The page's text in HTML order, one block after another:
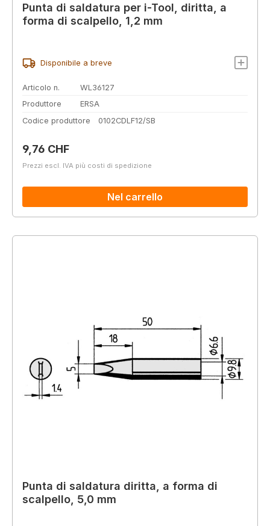
Punta di saldatura per i-Tool, diritta, a
forma di scalpello, 1,2 mm
Disponibile a breve
Articolo n.
WL36127
Produttore
ERSA
Codice produttore
0102CDLF12/SB
Prezzo normale:
9,76 CHF
Prezzi escl. IVA più costi di spedizione
Nel carrello
Punta di saldatura diritta, a forma di
scalpello, 5,0 mm